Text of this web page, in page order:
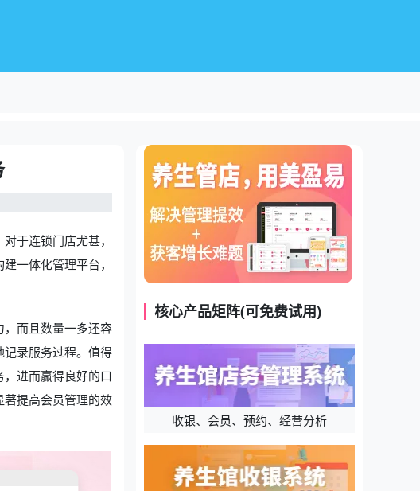
于连锁门店尤甚，
一体化管理平台，
而且数量一多还容
录服务过程。值得
进而赢得良好的口
提高会员管理的效
核心产品矩阵(可免费试用)
收银、会员、预约、经营分析